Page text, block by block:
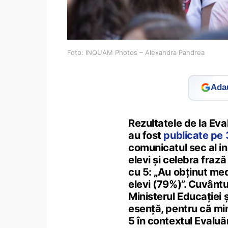
Foto: INQUAM Photos – Alexandra Pandrea
Rezultatele de la
au fost publicate pe
comunicatul sec al
elevi și celebra
cu 5: „Au obținut
elevi (79%)”.
Ministerul Educației
esență, pentru că
5 în contextul